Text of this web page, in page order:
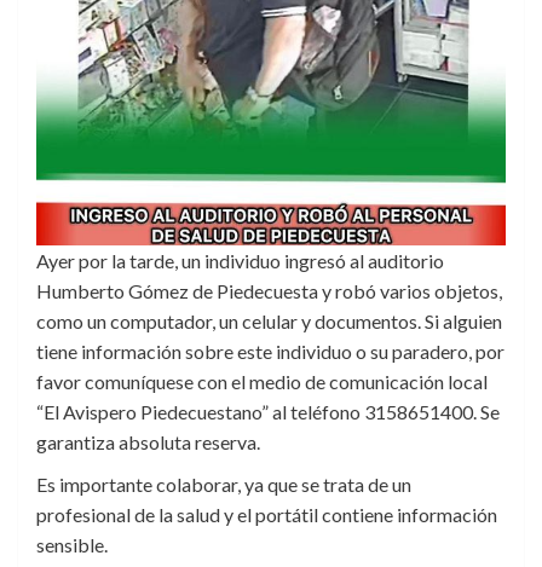
Ayer por la tarde, un individuo ingresó al auditorio
Humberto Gómez de Piedecuesta y robó varios objetos,
como un computador, un celular y documentos. Si alguien
tiene información sobre este individuo o su paradero, por
favor comuníquese con el medio de comunicación local
“El Avispero Piedecuestano” al teléfono 3158651400. Se
garantiza absoluta reserva.
Es importante colaborar, ya que se trata de un
profesional de la salud y el portátil contiene información
sensible.